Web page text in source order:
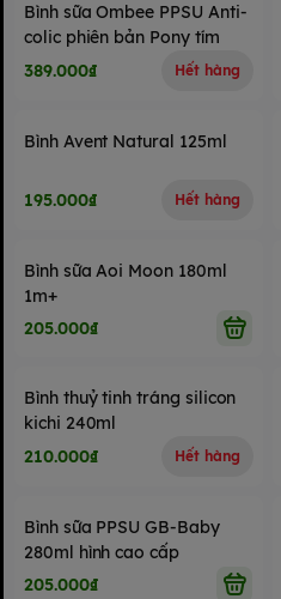
Bình sữa Ombee PPSU Anti-
colic phiên bản Pony tím
389.000₫
Hết hàng
Bình Avent Natural 125ml
195.000₫ Hết hàng
Bình sữa Aoi Moon 180ml
1m+
205.000₫
Bình thuỷ tinh tráng silicon
kichi 240ml
210.000₫
Hết hàng
Bình sữa PPSU GB-Baby
280ml hình cao cấp
205.000₫